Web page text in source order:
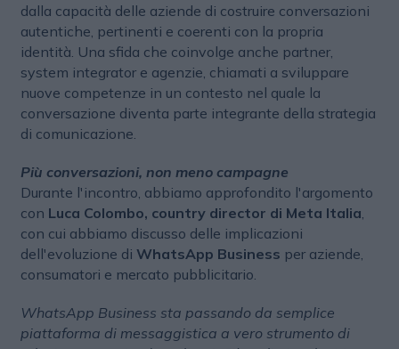
dalla capacità delle aziende di costruire conversazioni
autentiche, pertinenti e coerenti con la propria
identità. Una sfida che coinvolge anche partner,
system integrator e agenzie, chiamati a sviluppare
nuove competenze in un contesto nel quale la
conversazione diventa parte integrante della strategia
di comunicazione.
Più conversazioni, non meno campagne
Durante l'incontro, abbiamo approfondito l'argomento
con Luca Colombo, country director di Meta Italia
con cui abbiamo discusso delle implicazioni
dell'evoluzione di WhatsApp Business per aziende,
consumatori e mercato pubblicitario.
WhatsApp Business sta passando da semplice
piattaforma di messaggistica a vero strumento di